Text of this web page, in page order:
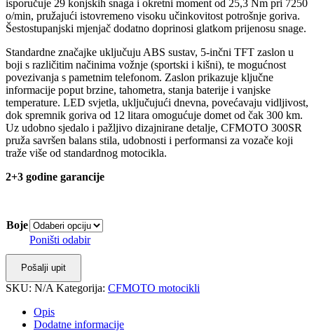
isporučuje 29 konjskih snaga i okretni moment od 25,3 Nm pri 7250
o/min, pružajući istovremeno visoku učinkovitost potrošnje goriva.
Šestostupanjski mjenjač dodatno doprinosi glatkom prijenosu snage.
Standardne značajke uključuju ABS sustav, 5-inčni TFT zaslon u
boji s različitim načinima vožnje (sportski i kišni), te mogućnost
povezivanja s pametnim telefonom. Zaslon prikazuje ključne
informacije poput brzine, tahometra, stanja baterije i vanjske
temperature. LED svjetla, uključujući dnevna, povećavaju vidljivost,
dok spremnik goriva od 12 litara omogućuje domet od čak 300 km.
Uz udobno sjedalo i pažljivo dizajnirane detalje, CFMOTO 300SR
pruža savršen balans stila, udobnosti i performansi za vozače koji
traže više od standardnog motocikla.
2+3 godine garancije
Boje
Poništi odabir
Pošalji upit
SKU: N/A Kategorija: CFMOTO motocikli
Opis
Dodatne informacije